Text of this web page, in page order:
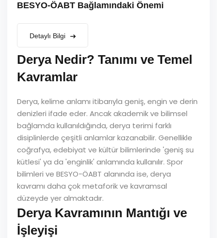
BESYO-ÖABT Bağlamındaki Önemi
Detaylı Bilgi
Derya Nedir? Tanımı ve Temel
Kavramlar
Derya, kelime anlamı itibarıyla geniş, engin ve derin
denizleri ifade eder. Ancak akademik ve bilimsel
bağlamda kullanıldığında, derya terimi farklı
disiplinlerde çeşitli anlamlar kazanabilir. Genellikle
coğrafya, edebiyat ve kültür bilimlerinde 'geniş su
kütlesi' ya da 'enginlik' anlamında kullanılır. Spor
bilimleri ve BESYO-ÖABT alanında ise, derya
kavramı daha çok metaforik ve kavramsal
düzeyde yer almaktadır.
Derya Kavramının Mantığı ve
İşleyişi